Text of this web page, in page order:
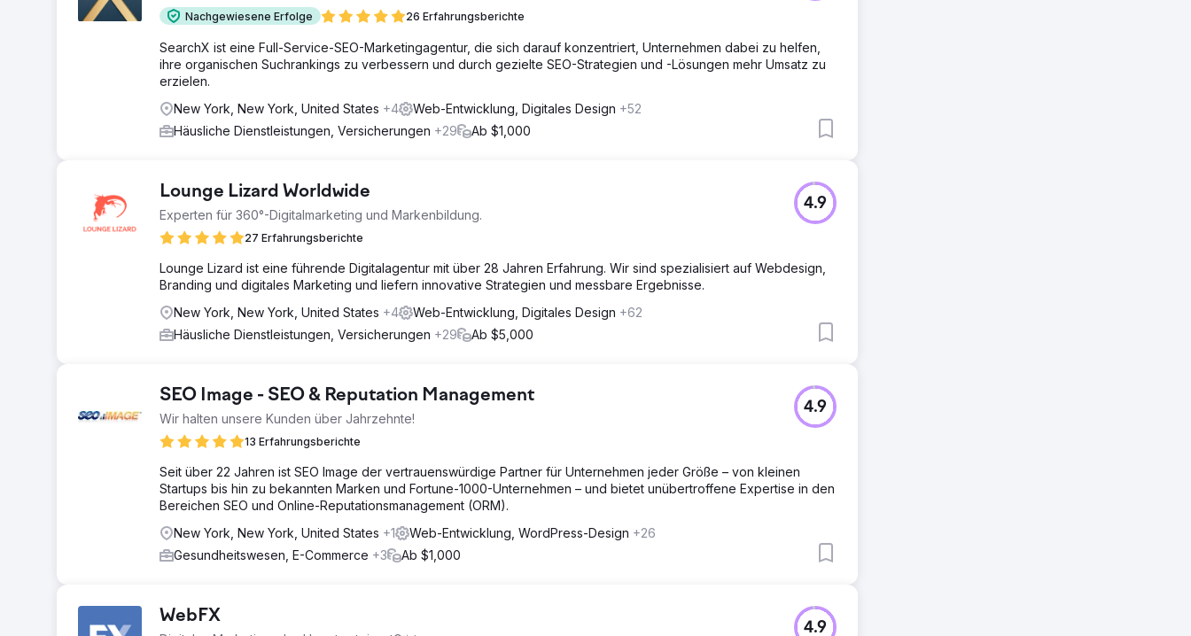
Nachgewiesene Erfolge 26 Erfahrungsberichte
SearchX ist eine Full-Service-SEO-Marketingagentur, die sich darauf konzentriert, Unternehmen dabei zu helfen,
ihre organischen Suchrankings zu verbessern und durch gezielte SEO-Strategien und -Lösungen mehr Umsatz zu
erzielen.
New York, New York, United States +4 Web-Entwicklung, Digitales Design +52
Häusliche Dienstleistungen, Versicherungen +29 Ab $1,000
Lounge Lizard Worldwide
Experten für 360°-Digitalmarketing und Markenbildung.
27 Erfahrungsberichte
4.9
Lounge Lizard ist eine führende Digitalagentur mit über 28 Jahren Erfahrung. Wir sind spezialisiert auf Webdesign,
Branding und digitales Marketing und liefern innovative Strategien und messbare Ergebnisse.
New York, New York, United States +4 Web-Entwicklung, Digitales Design +62
Häusliche Dienstleistungen, Versicherungen +29 Ab $5,000
SEO Image - SEO & Reputation Management
Wir halten unsere Kunden über Jahrzehnte!
13 Erfahrungsberichte
4.9
Seit über 22 Jahren ist SEO Image der vertrauenswürdige Partner für Unternehmen jeder Größe – von kleinen
Startups bis hin zu bekannten Marken und Fortune-1000-Unternehmen – und bietet unübertroffene Expertise in den
Bereichen SEO und Online-Reputationsmanagement (ORM).
New York, New York, United States +1 Web-Entwicklung, WordPress-Design +26
Gesundheitswesen, E-Commerce +3 Ab $1,000
WebFX
4.9